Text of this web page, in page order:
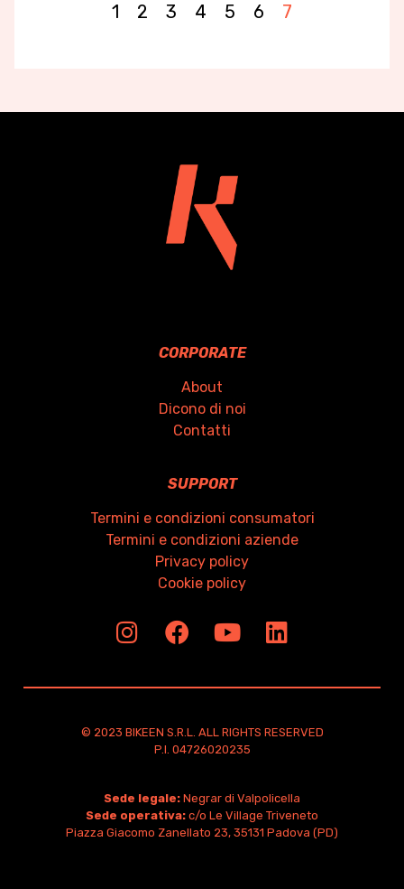
1 2 3 4 5 6 7
CORPORATE
About
Dicono di noi
Contatti
SUPPORT
Termini e condizioni consumatori
Termini e condizioni aziende
Privacy policy
Cookie policy
© 2023 BIKEEN S.R.L. ALL RIGHTS RESERVED
P.I. 04726020235
Sede legale: Negrar di Valpolicella
Sede operativa: c/o Le Village Triveneto
Piazza Giacomo Zanellato 23, 35131 Padova (PD)